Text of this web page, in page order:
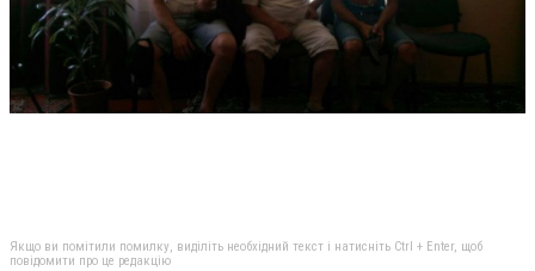
Якщо ви помітили помилку, виділіть необхідний текст і натисніть Ctrl + Enter, щоб
повідомити про це редакцію